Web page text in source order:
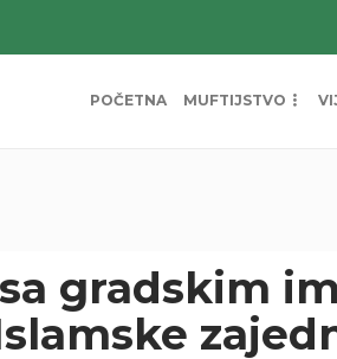
POČETNA MUFTIJSTVO
gradskim